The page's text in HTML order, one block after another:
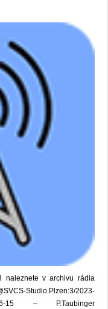
naleznete v archivu rádia
Studio.Plzen:3/2023-
06-15 – P.Taubinger